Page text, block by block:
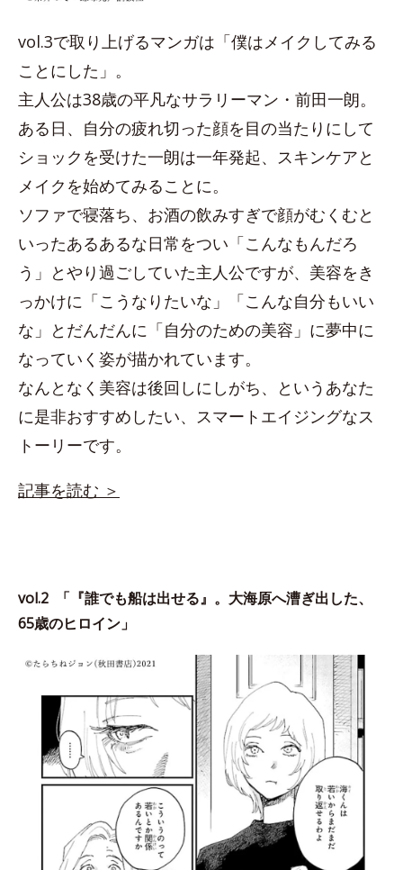
vol.3で取り上げるマンガは「僕はメイクしてみる
ことにした」。
主人公は38歳の平凡なサラリーマン・前田一朗。
ある日、自分の疲れ切った顔を目の当たりにして
ショックを受けた一朗は一年発起、スキンケアと
メイクを始めてみることに。
ソファで寝落ち、お酒の飲みすぎで顔がむくむと
いったあるあるな日常をつい「こんなもんだろ
う」とやり過ごしていた主人公ですが、美容をき
っかけに「こうなりたいな」「こんな自分もいい
な」とだんだんに「自分のための美容」に夢中に
なっていく姿が描かれています。
なんとなく美容は後回しにしがち、というあなた
に是非おすすめしたい、スマートエイジングなス
トーリーです。
記事を読む ＞
vol.2 「『誰でも船は出せる』。大海原へ漕ぎ出した、
65歳のヒロイン」